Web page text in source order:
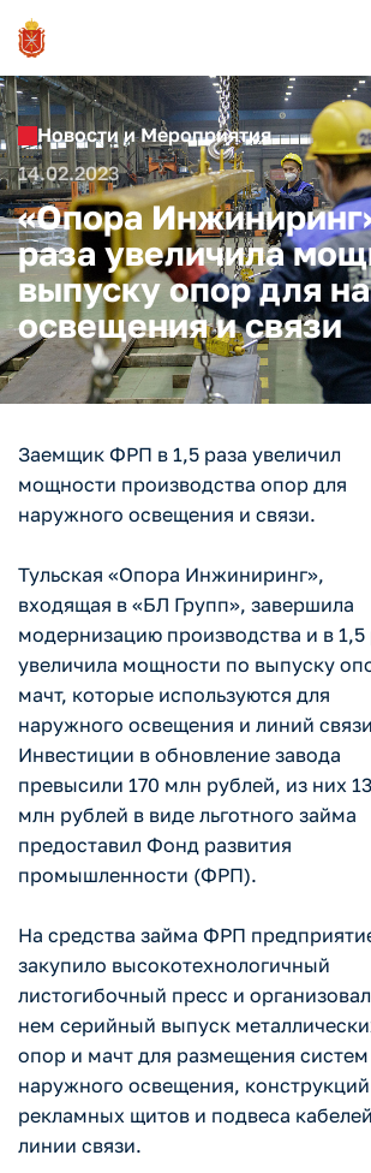
Новости и Мероприятия
14.02.2023
«Опора
раза увеличила
выпуску опор для
освещения и связи
Заемщик ФРП в 1,5 раза увеличил
мощности производства опор для
наружного освещения и связи.
Тульская «Опора Инжиниринг»,
входящая в «БЛ Групп», завершила
модернизацию производства и в 1,5
увеличила мощности по выпуску
мачт, которые используются для
наружного освещения и линий
Инвестиции в обновление завода
превысили 170 млн рублей, из них
млн рублей в виде льготного займа
предоставил Фонд развития
промышленности (ФРП).
На средства займа ФРП
закупило высокотехнологичный
листогибочный пресс и
нем серийный выпуск
опор и мачт для размещения систем
наружного освещения, конструкций
рекламных щитов и подвеса кабелей
линии связи.